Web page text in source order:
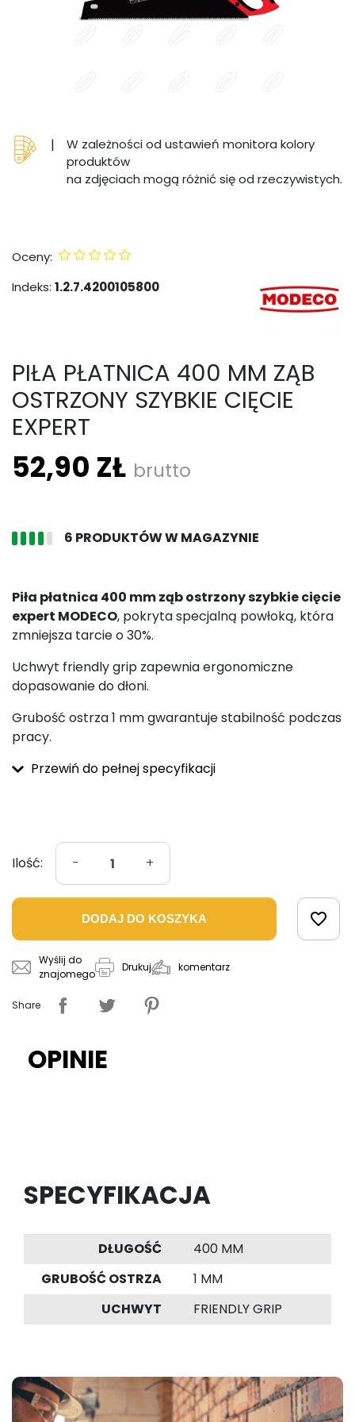
|
W zależności od ustawień monitora kolory
produktów
na zdjęciach mogą różnić się od rzeczywistych.
Oceny:
Indeks: 1.2.7.4200105800
PIŁA PŁATNICA 400 MM ZĄB
OSTRZONY SZYBKIE CIĘCIE
EXPERT
52,90 ZŁ brutto
6 PRODUKTÓW W MAGAZYNIE
Piła płatnica 400 mm ząb ostrzony szybkie cięcie
expert MODECO, pokryta specjalną powłoką, która
zmniejsza tarcie o 30%.
Uchwyt friendly grip zapewnia ergonomiczne
dopasowanie do dłoni.
Grubość ostrza 1 mm gwarantuje stabilność podczas
pracy.
Przewiń do pełnej specyfikacji
Ilość: - +
DODAJ DO KOSZYKA favorite_border
Wyślij do
znajomego
Drukuj komentarz
Share
OPINIE
SPECYFIKACJA
DŁUGOŚĆ
400 MM
GRUBOŚĆ OSTRZA
1 MM
UCHWYT
FRIENDLY GRIP